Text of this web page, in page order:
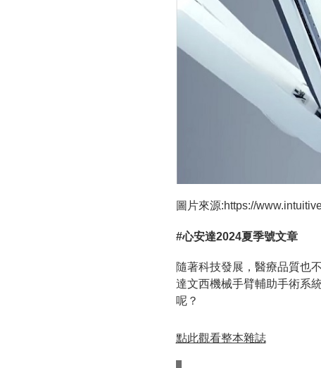
圖片來源:https://
#心安達2024夏季號文章
隨著科技發展，醫療品質也
達文西機械手臂輔助手術系
呢？
點此觀看整本雜誌